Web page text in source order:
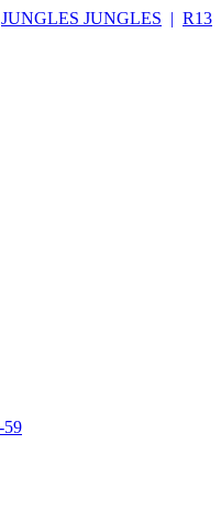
JUNGLES JUNGLES | R13
59